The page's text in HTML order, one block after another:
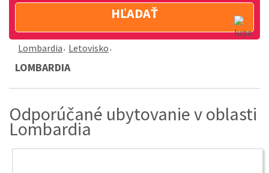
HĽADAŤ
Lombardia Letovisko
LOMBARDIA
Odporúčané ubytovanie v oblasti
Lombardia